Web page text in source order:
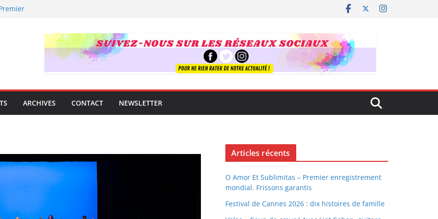
ARCHIVES CONTACT NEWSLETTER
Articles récents
O Amor Et Sublimitas – Premier enregistrement
mondial. Frissons garantis
Festival de Cannes 2026 : dix histoires de famille